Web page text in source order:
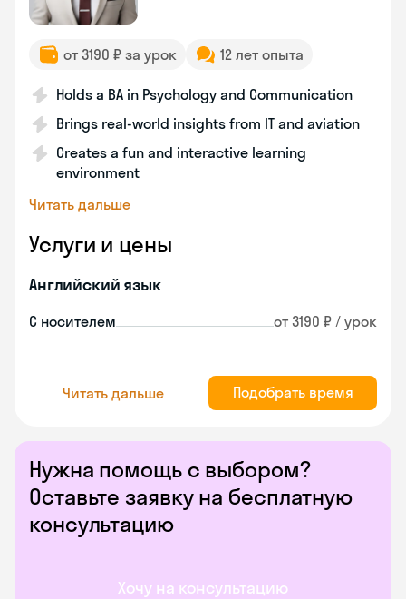
Нужна помощь с выбором?
Оставьте заявку на бесплатную
консультацию
Хочу на консультацию
от 3190 ₽ за урок 12 лет опыта
Holds a BA in Psychology and Communication
Brings real-world insights from IT and aviation
Creates a fun and interactive learning
environment
Читать дальше
Услуги и цены
Английский язык
С носителем от 3190 ₽ / урок
Читать дальше Подобрать время